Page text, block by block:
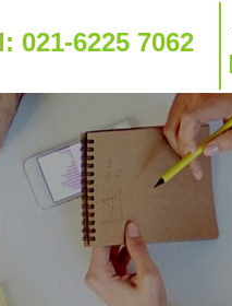
021-6225 7062